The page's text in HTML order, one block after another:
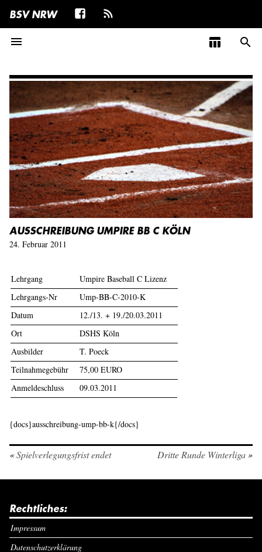
BSV NRW
menu
table_chart search
AUSSCHREIBUNG UMPIRE BB C KÖLN
24. Februar 2011
Lehrgang
Umpire Baseball C Lizenz
Lehrgangs-Nr
Ump-BB-C-2010-K
Datum
12./13. + 19./20.03.2011
Ort
DSHS Köln
Ausbilder
T. Poeck
Teilnahmegebühr
75,00 EURO
Anmeldeschluss
09.03.2011
{docs}ausschreibung-ump-bb-k{/docs}
«Spielverlegungsfrist endet Dritte Runde Winterliga»
Rechtliches:
Impressum
Datenschutzerklärung